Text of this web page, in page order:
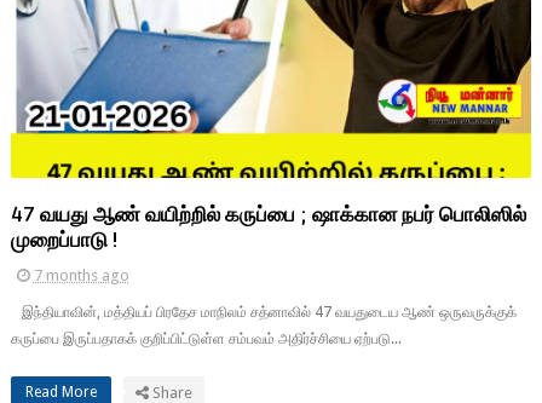
47 வயது ஆண் வயிற்றில் கருப்பை ; ஷாக்கான நபர் பொலிஸில்
முறைப்பாடு !
7 months ago
இந்தியாவின், மத்தியப் பிரதேச மாநிலம் சத்னாவில் 47 வயதுடைய ஆண் ஒருவருக்குக்
கருப்பை இருப்பதாகக் குறிப்பிட்டுள்ள சம்பவம் அதிர்ச்சியை ஏற்படு...
Read More Share